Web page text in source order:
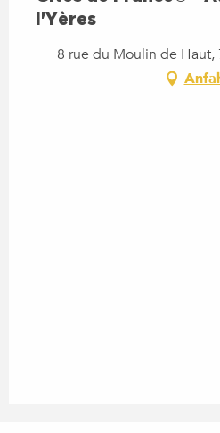
l'Yères
8 rue du Moulin de Haut,